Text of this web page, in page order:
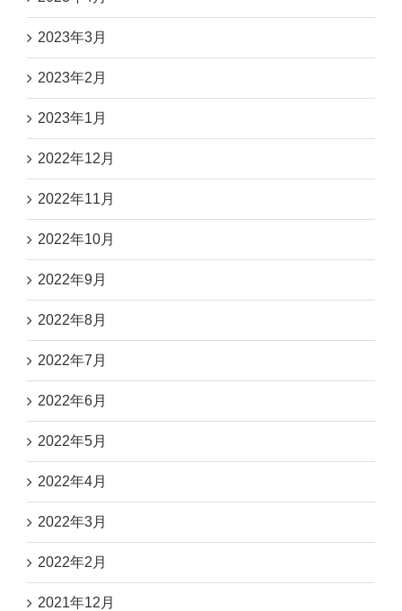
2023年3月
2023年2月
2023年1月
2022年12月
2022年11月
2022年10月
2022年9月
2022年8月
2022年7月
2022年6月
2022年5月
2022年4月
2022年3月
2022年2月
2021年12月